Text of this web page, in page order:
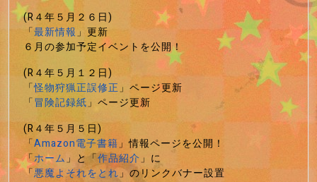
(R４年５月２６日)
「最新情報」更新
６月の参加予定イベントを公開！
(R４年５月１２日)
「怪物狩猟正誤修正」ページ更新
「冒険記録紙」ページ更新
(R４年５月５日)
「Amazon電子書籍」情報ページを公開！
「ホーム」と「作品紹介」に
「悪魔よそれをとれ」のリンクバナー設置